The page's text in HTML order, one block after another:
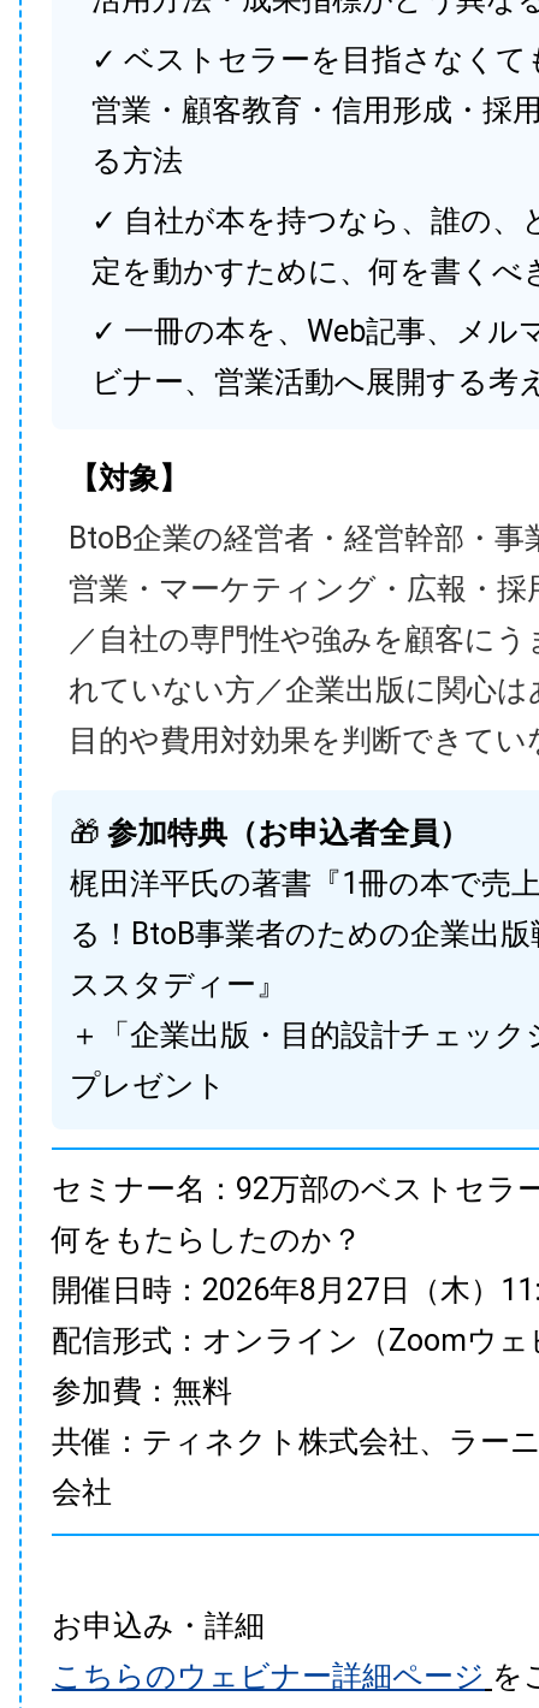
✓ ベストセラーを目指さなくて
営業・顧客教育・信用形成・採
る方法
✓ 自社が本を持つなら、誰の、
定を動かすために、何を書くべ
✓ 一冊の本を、Web記事、メル
ビナー、営業活動へ展開する考
【対象】
BtoB企業の経営者・経営幹部・事
営業・マーケティング・広報・採
／自社の専門性や強みを顧客に
れていない方／企業出版に関心
目的や費用対効果を判断できてい
🎁 参加特典（お申込者全員）
梶田洋平氏の著書『1冊の本で売
る！BtoB事業者のための企業出
ススタディー』
＋「企業出版・目的設計チェック
プレゼント
セミナー名：92万部のベストセラ
何をもたらしたのか？
開催日時：2026年8月27日（木）
配信形式：オンライン（Zoomウェ
参加費：無料
共催：ティネクト株式会社、ラー
会社
お申込み・詳細
こちらのウェビナー詳細ページ を